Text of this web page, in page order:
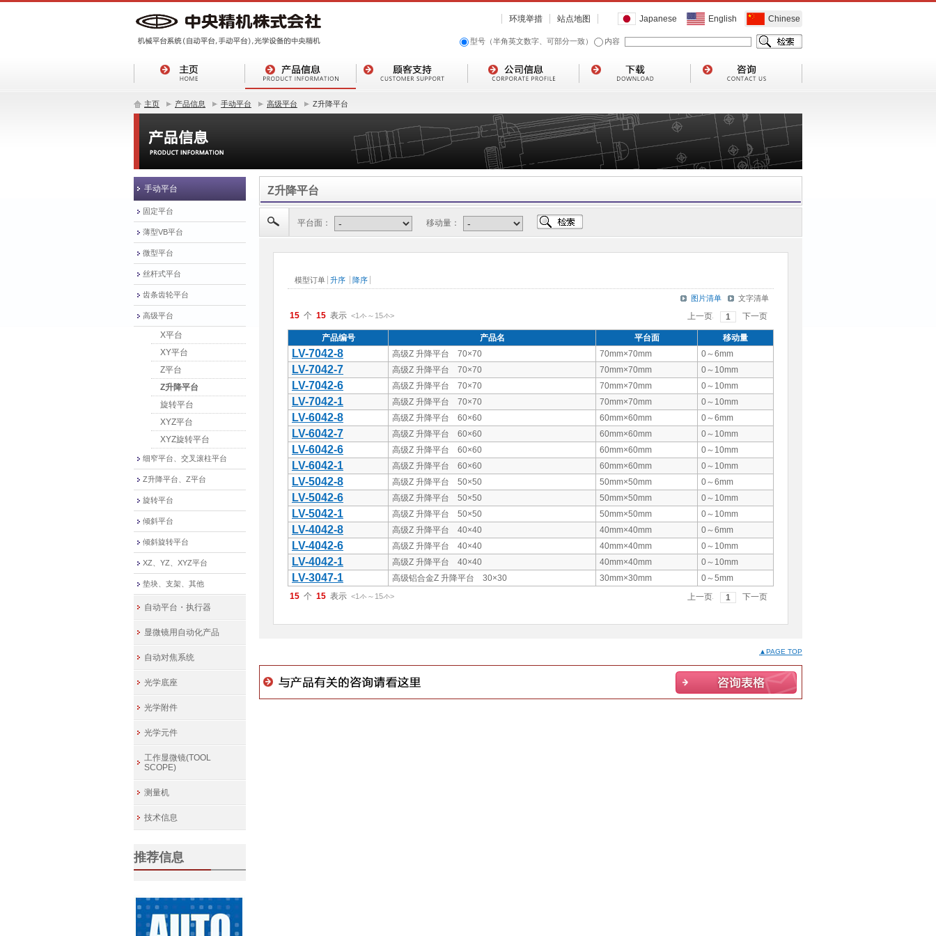
环境举措 站点地图 Japanese English Chinese
型号（半角英文数字、可部分一致） 内容
主页 产品信息 手动平台 高级平台 Z升降平台
Z升降平台
平台面： 移动量：
15 15 <1件 ～ 15件>
前のペ
1
次のペ
产品编号
产品名 平台面 移动量
LV-7042-8 高级Z 升降平台 70×70 70mm×70mm 0～6mm
LV-7042-7 高级Z 升降平台 70×70 70mm×70mm 0～10mm
LV-7042-6 高级Z 升降平台 70×70 70mm×70mm 0～10mm
LV-7042-1 高级Z 升降平台 70×70 70mm×70mm 0～10mm
LV-6042-8 高级Z 升降平台 60×60 60mm×60mm 0～6mm
LV-6042-7 高级Z 升降平台 60×60 60mm×60mm 0～10mm
LV-6042-6 高级Z 升降平台 60×60 60mm×60mm 0～10mm
LV-6042-1 高级Z 升降平台 60×60 60mm×60mm 0～10mm
LV-5042-8 高级Z 升降平台 50×50 50mm×50mm 0～6mm
LV-5042-6 高级Z 升降平台 50×50 50mm×50mm 0～10mm
LV-5042-1 高级Z 升降平台 50×50 50mm×50mm 0～10mm
LV-4042-8 高级Z 升降平台 40×40 40mm×40mm 0～6mm
LV-4042-6 高级Z 升降平台 40×40 40mm×40mm 0～10mm
LV-4042-1 高级Z 升降平台 40×40 40mm×40mm 0～10mm
LV-3047-1 高级铝合金Z 升降平台 30×30 30mm×30mm
0～5mm
15
15 <1件 ～ 15件>
前のペ
1
次のペ
▲PAGE TOP
手动平台
固定平台
薄型VB平台
微型平台
丝杆式平台
齿条齿轮平台
高级平台
X平台
XY平台
Z平台
Z升降平台
旋转平台
XYZ平台
XYZ旋转平台
细窄平台、交叉滚柱平台
Z升降平台、Z平台
旋转平台
倾斜平台
倾斜旋转平台
XZ、YZ、XYZ平台
垫块、支架、其他
自动平台・执行器
显微镜用自动化产品
自动对焦系统
光学底座
光学附件
光学元件
工作显微镜(TOOL
SCOPE)
测量机
技术信息
推荐信息